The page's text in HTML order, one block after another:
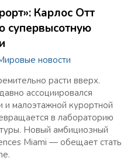
Карлос Отт
супервысотную
новости
расти вверх.
ассоциировался
малоэтажной курортной
в лабораторию
Новый амбициозный
Miami — обещает стать